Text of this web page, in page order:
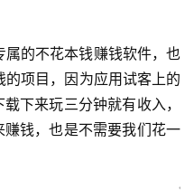
的不花本钱赚钱软件，也
项目，因为应用试客上的
下来玩三分钟就有收入，
钱，也是不需要我们花一